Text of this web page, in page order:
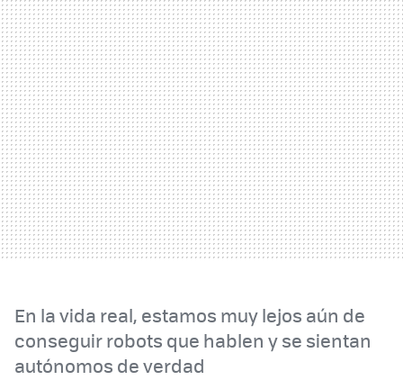
En la vida real, estamos muy lejos aún de
conseguir robots que hablen y se sientan
autónomos de verdad